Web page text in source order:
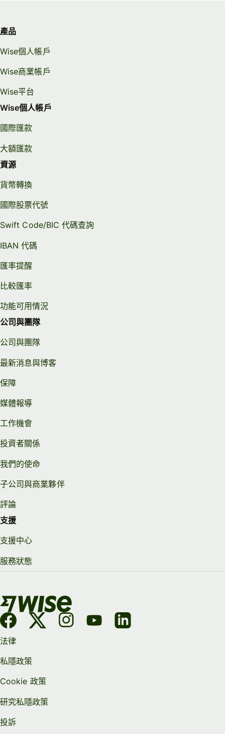
產品
Wise個人帳戶
Wise商業帳戶
Wise平台
Wise個人帳戶
國際匯款
大額匯款
資源
貨幣轉換
國際股票代號
Swift Code/BIC 代碼查詢
IBAN 代碼
匯率提醒
比較匯率
功能可用情況
公司與團隊
公司與團隊
最新消息與博客
保障
媒體報導
工作機會
投資者關係
我們的使命
子公司與商業夥伴
評論
支援
支援中心
服務狀態
法律
私隱政策
Cookie 政策
研究私隱政策
投訴